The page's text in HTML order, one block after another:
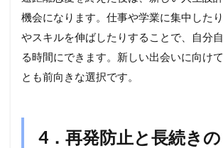
機会になります。仕事や学業に集中した
やスキルを伸ばしたりすることで、自分
る時間にできます。新しい出会いに向け
とも前向きな選択です。
4．再発防止と長続き